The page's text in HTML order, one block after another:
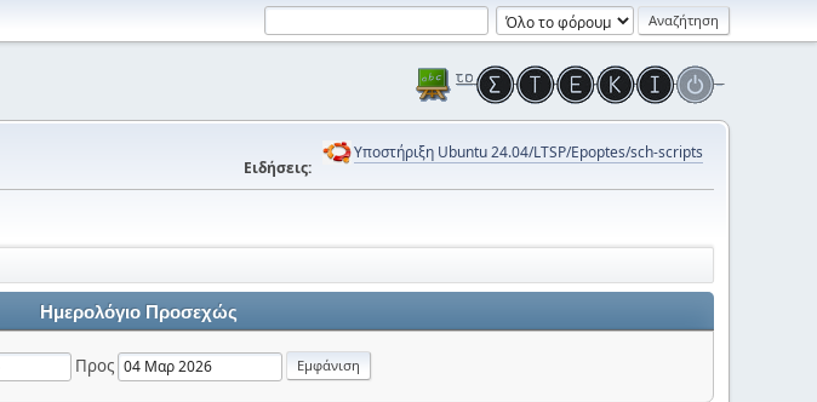
Ειδήσεις:
Υποστήριξη Ubuntu 24.04/LTSP/Epoptes/sch-scripts
Ημερολόγιο Προσεχώς
Προς